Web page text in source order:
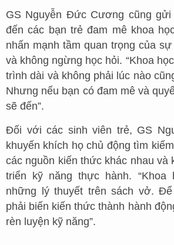
GS Nguyễn Đức Cương cũng gửi
đến các bạn trẻ đam mê khoa
nhấn mạnh tầm quan trọng của
và không ngừng học hỏi. “Khoa
trình dài và không phải lúc nào
Nhưng nếu bạn có đam mê và
sẽ đến”.
Đối với các sinh viên trẻ, GS
khuyến khích họ chủ động tìm
các nguồn kiến thức khác nhau và
triển kỹ năng thực hành. “Khoa
những lý thuyết trên sách vở.
phải biến kiến thức thành hành
rèn luyện kỹ năng”.